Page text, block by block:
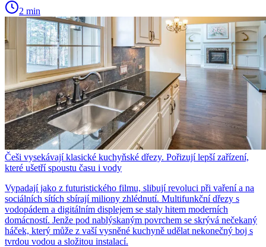
2 min
Češi vysekávají klasické kuchyňské dřezy. Pořizují lepší zařízení,
které ušetří spoustu času i vody
Vypadají jako z futuristického filmu, slibují revoluci při vaření a na
sociálních sítích sbírají miliony zhlédnutí. Multifunkční dřezy s
vodopádem a digitálním displejem se staly hitem moderních
domácností. Jenže pod nablýskaným povrchem se skrývá nečekaný
háček, který může z vaší vysněné kuchyně udělat nekonečný boj s
tvrdou vodou a složitou instalací.